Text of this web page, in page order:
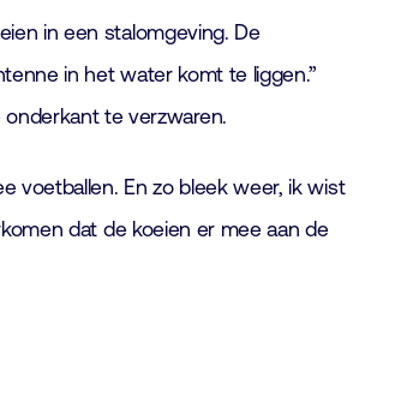
in een stalomgeving. De
in het water komt te liggen.”
te verzwaren.
voetballen. En zo bleek weer, ik wist
dat de koeien er mee aan de